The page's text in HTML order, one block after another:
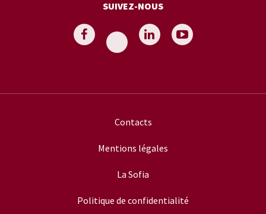
SUIVEZ-NOUS
Contacts
Mentions légales
La Sofia
Politique de confidentialité